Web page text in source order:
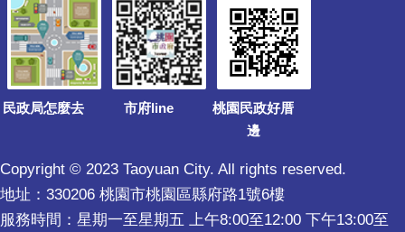
民政局怎麼去 市府line
桃園民政好厝
邊
Copyright © 2023 Taoyuan City. All rights reserved.
地址：330206 桃園市桃園區縣府路1號6樓
服務時間：星期一至星期五 上午8:00至12:00 下午13:00至